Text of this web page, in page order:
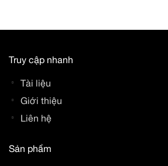
Truy cập nhanh
Tài liệu
Giới thiệu
Liên hệ
Sản phẩm